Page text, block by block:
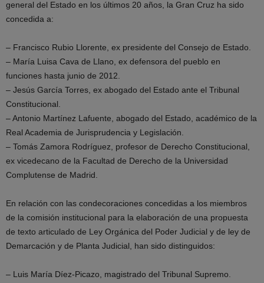
general del Estado en los últimos 20 años, la Gran Cruz ha sido
concedida a:
– Francisco Rubio Llorente, ex presidente del Consejo de Estado.
– María Luisa Cava de Llano, ex defensora del pueblo en
funciones hasta junio de 2012.
– Jesús García Torres, ex abogado del Estado ante el Tribunal
Constitucional.
– Antonio Martínez Lafuente, abogado del Estado, académico de la
Real Academia de Jurisprudencia y Legislación.
– Tomás Zamora Rodríguez, profesor de Derecho Constitucional,
ex vicedecano de la Facultad de Derecho de la Universidad
Complutense de Madrid.
En relación con las condecoraciones concedidas a los miembros
de la comisión institucional para la elaboración de una propuesta
de texto articulado de Ley Orgánica del Poder Judicial y de ley de
Demarcación y de Planta Judicial, han sido distinguidos:
– Luis María Díez-Picazo, magistrado del Tribunal Supremo.